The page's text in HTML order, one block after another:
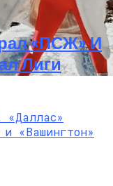
Хадсон
Дочери Рани
«ПСЖ» И
Лиги